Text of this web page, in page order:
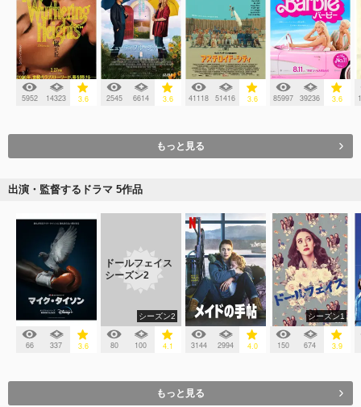
5952 14323 3.6 2545 6614 3.6 41118 51416 3.6 85997 39236 3.6
もっと見る
出演・監督するドラマ 5作品
66 337 3.6
ドールフェイス
シーズン2
シーズン2
80 100 4.1 3144 2994 4.0
シーズン1
150 674 3.9
もっと見る